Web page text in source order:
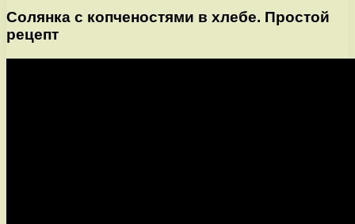
Солянка с копченостями в хлебе. Простой
рецепт